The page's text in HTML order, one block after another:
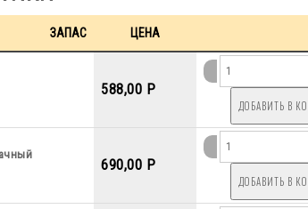
ЗАПАС ЦЕНА
588,00 P
690,00 P